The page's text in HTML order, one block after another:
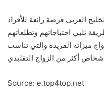
العربي فرصة رائعة للأفراد
تلبي احتياجاتهم وتطلعاتهم
ميزاته الفريدة والتي تناسب
Source: e.top4top.net